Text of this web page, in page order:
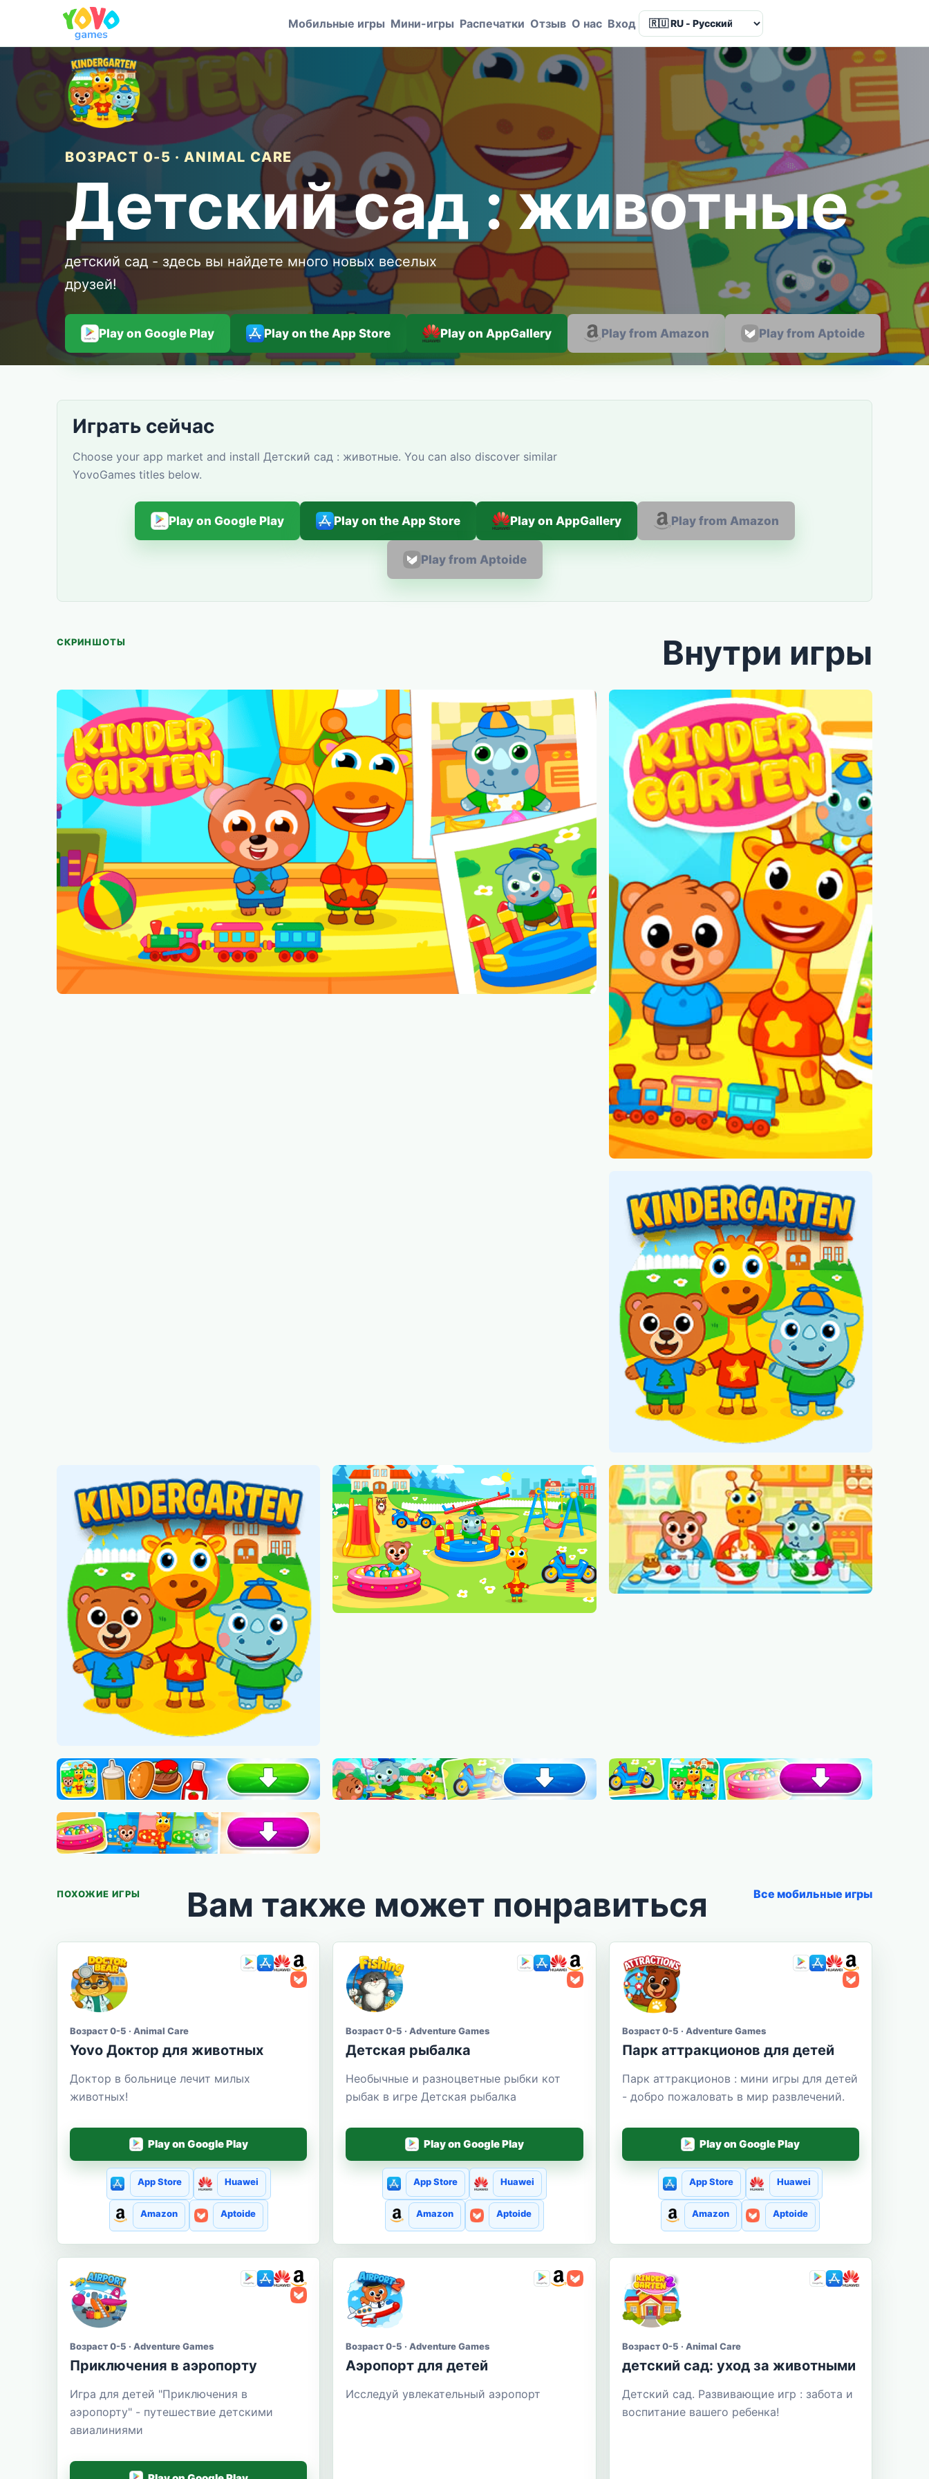
Мобильные игры Мини-игры Распечатки Отзыв О нас Вход Language
ВОЗРАСТ 0-5 · ANIMAL CARE
Детский сад : животные
детский сад - здесь вы найдете много новых веселых
друзей!
Play on Google Play Play on the App Store Play on AppGallery Play from Amazon Play from Aptoide
Играть сейчас
Choose your app market and install Детский сад : животные. You can also discover similar
YovoGames titles below.
Play on Google Play Play on the App Store Play on AppGallery Play from Amazon
Play from Aptoide
СКРИНШОТЫ Внутри игры
ПОХОЖИЕ ИГРЫ Вам также может понравиться Все мобильные игры
Возраст 0-5 · Animal Care
Yovo Доктор для животных
Доктор в больнице лечит милых
животных!
Play on Google Play
App Store Huawei
Amazon Aptoide
Возраст 0-5 · Adventure Games
Детская рыбалка
Необычные и разноцветные рыбки кот
рыбак в игре Детская рыбалка
Play on Google Play
App Store Huawei
Amazon Aptoide
Возраст 0-5 · Adventure Games
Парк аттракционов для детей
Парк аттракционов : мини игры для детей
- добро пожаловать в мир развлечений.
Play on Google Play
App Store Huawei
Amazon Aptoide
Возраст 0-5 · Adventure Games
Приключения в аэропорту
Игра для детей "Приключения в
аэропорту" - путешествие детскими
авиалиниями
Возраст 0-5 · Adventure Games
Аэропорт для детей
Исследуй увлекательный аэропорт
Возраст 0-5 · Animal Care
детский сад: уход за животными
Детский сад. Развивающие игр : забота и
воспитание вашего ребенка!